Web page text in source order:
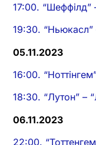
17:00. “Шеффілд”
19:30. “Ньюкасл”
05.11.2023
16:00.
18:30. “Лутон” –
06.11.2023
22:00.